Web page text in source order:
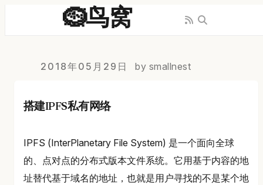
🪹鸟窝
2018年05月29日 by smallnest
搭建IPFS私有网络
IPFS (InterPlanetary File System) 是一个面向全球
的、点对点的分布式版本文件系统。它用基于内容的地
址替代基于域名的地址，也就是用户寻找的不是某个地